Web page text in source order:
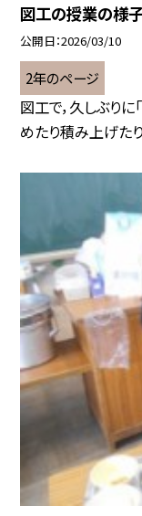
図工の授業の様
公開日 2026/03/10
2年のページ
図工で，久しぶりに
めたり積み上げた